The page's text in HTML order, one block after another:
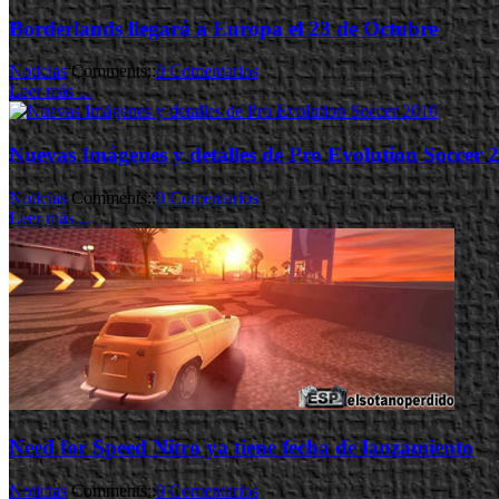
Borderlands llegará a Europa el 23 de Octubre
Noticias Comments::0 Comentarios
Leer más ...
Nuevas Imágenes y detalles de Pro Evolution Soccer
Noticias Comments::0 Comentarios
Leer más ...
Need for Speed Nitro ya tiene fecha de lanzamiento
Noticias Comments::0 Comentarios